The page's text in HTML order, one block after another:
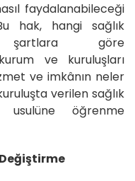
faydalanabileceği
hak, hangi sağlık
şartlara göre
ve kuruluşları
ve imkânın neler
verilen sağlık
usulüne öğrenme